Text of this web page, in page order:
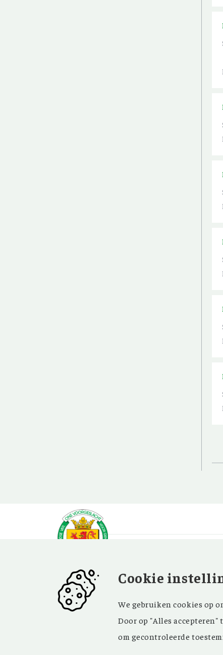
OVER OV
CONTACT
Contact
Bezoekadres
Cookie
We gebruiken cookies op
Door op "Alles
om gecontroleerde